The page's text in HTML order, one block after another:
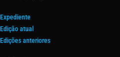
Expediente
Edição atual
Edições anteriores